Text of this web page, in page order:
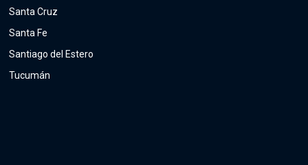
Santa Cruz
Santa Fe
Santiago del Estero
Tucumán